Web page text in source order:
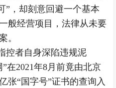
”，却刻意回避一个基本
般经营项目，法律从未要
。
控者自身深陷违规泥
在2021年8月前竟由北京
张“国字号”证书的查询入